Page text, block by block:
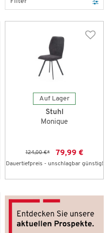
Auf Lager
Stuhl
Monique
124,00 €* 79,99 €
Dauertiefpreis - unschlagbar günstig!